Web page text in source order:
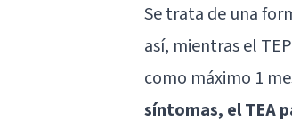
Se trata de una
así, mientras el
como máximo 1
síntomas, el TEA